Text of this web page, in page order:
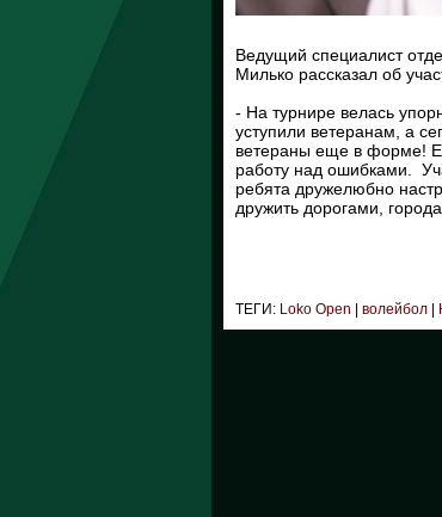
Ведущий специалист
Милько рассказал об
- На турнире велась
уступили ветеранам, а
ветераны еще в форме!
работу над ошибками.
ребята дружелюбно
дружить дорогами,
ТЕГИ: Loko Open волейбол